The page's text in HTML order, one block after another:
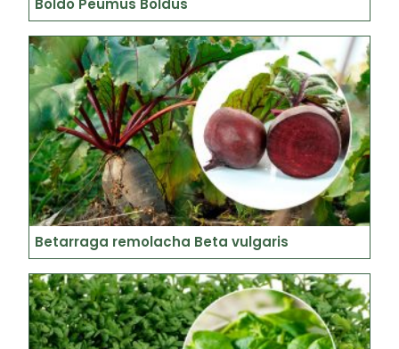
Boldo Peumus Boldus
Betarraga remolacha Beta vulgaris